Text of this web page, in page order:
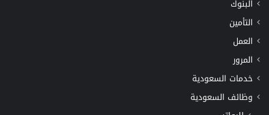
البنوك
التأمين
العمل
المرور
خدمات السعودية
وظائف السعودية